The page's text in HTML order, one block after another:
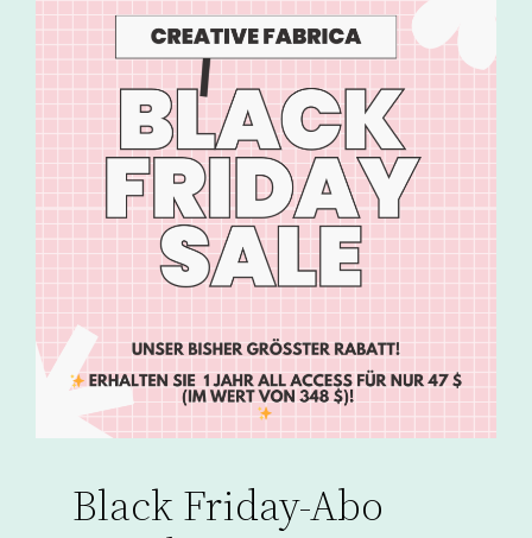
Black Friday-Abo